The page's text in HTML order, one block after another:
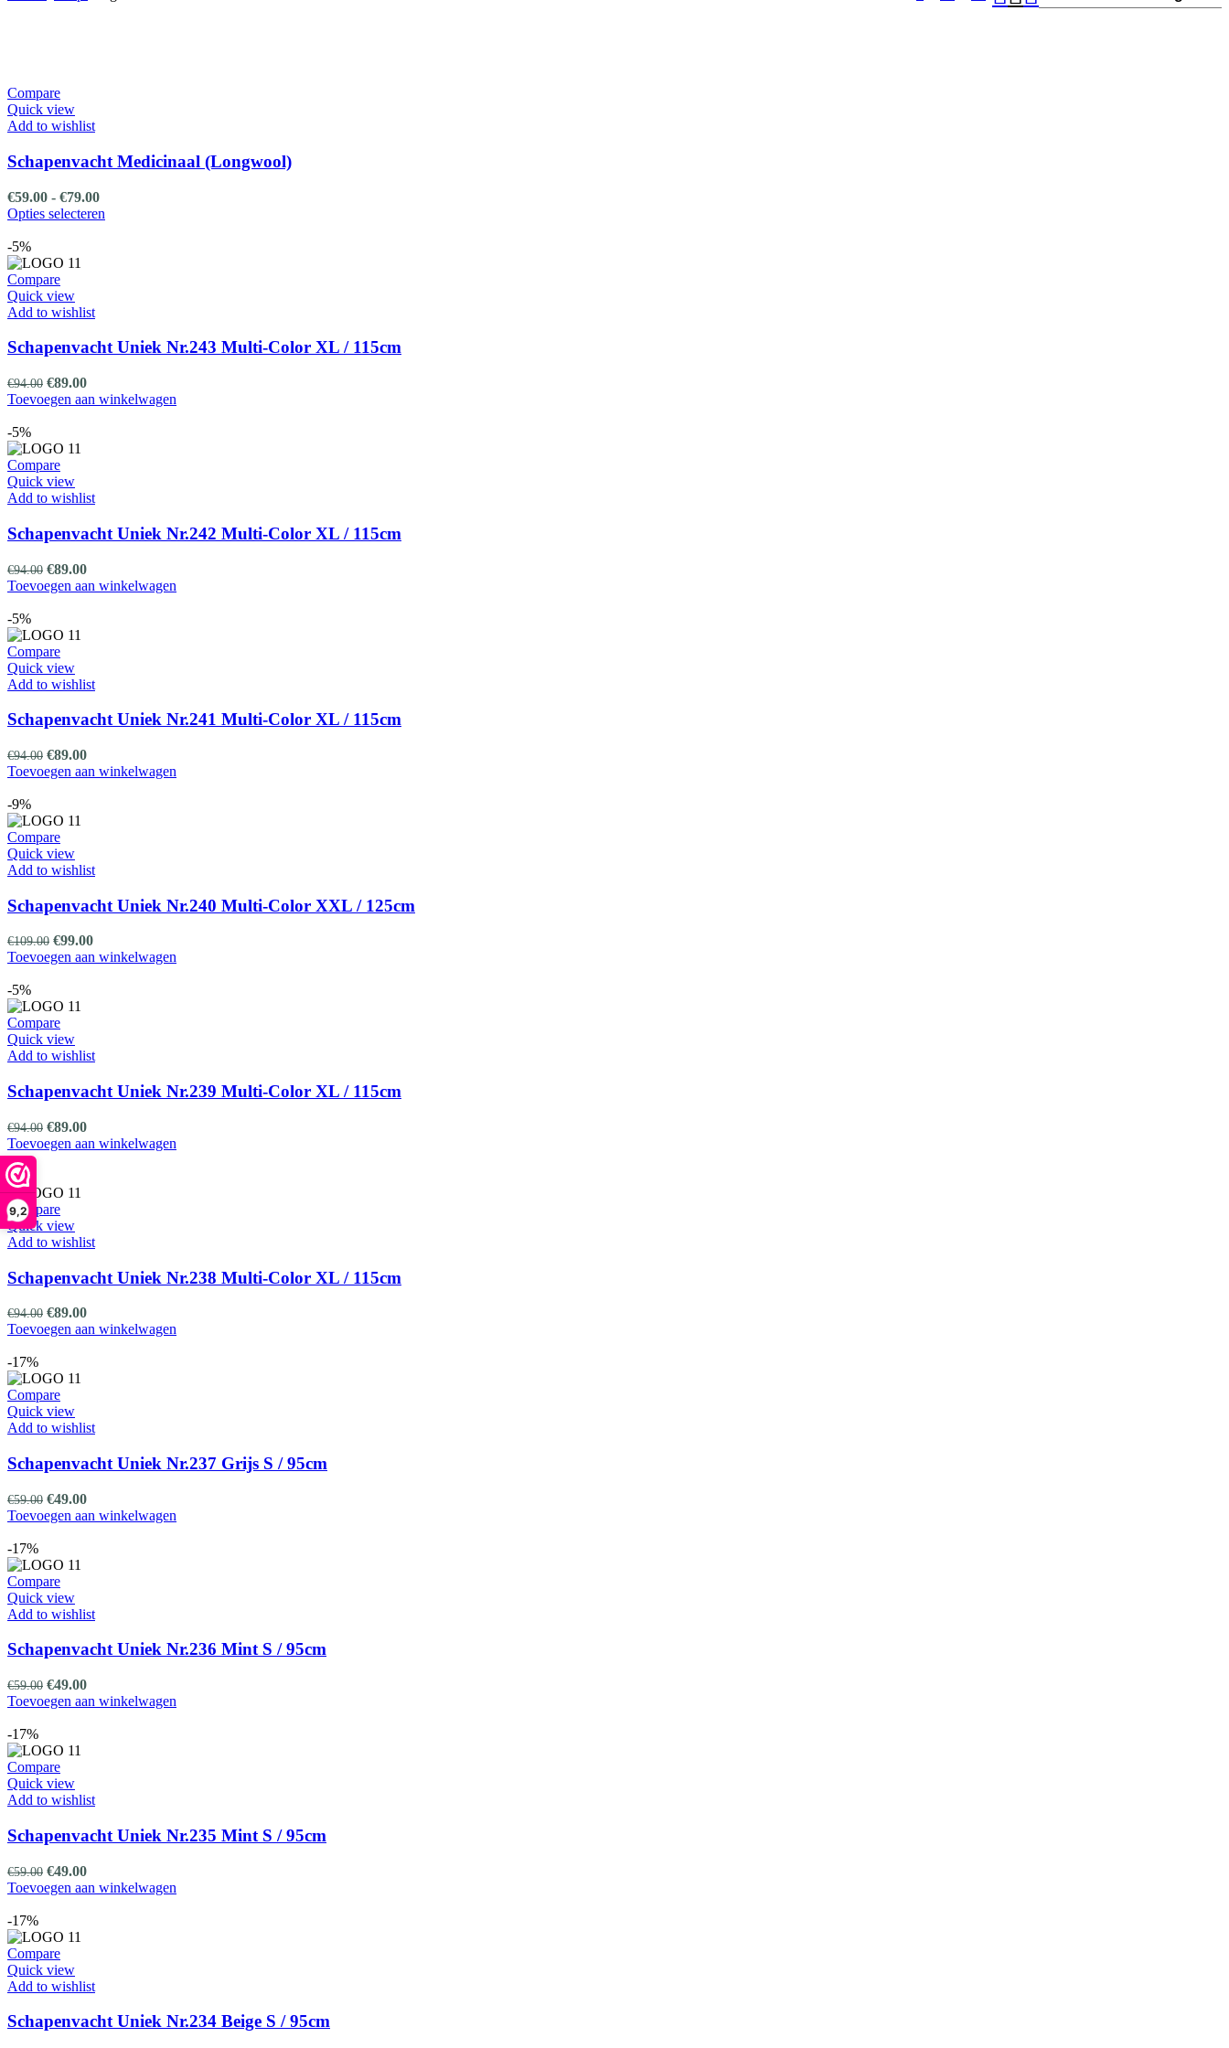
9,2
Compare
Quick view
Add to wishlist
Schapenvacht Medicinaal (Longwool)
€59.00 - €79.00Prijsklasse:
€59.00
Opties selecteren
gekozen
de
productpagina
-5%
Compare
Quick view
Add to wishlist
Schapenvacht Uniek Nr.243 Multi-Color XL / 115cm
€94.00 Oorspronkelijke
prijs
€89.00Huidige
prijs
Toevoegen aan winkelwagen
-5%
Compare
Quick view
Add to wishlist
Schapenvacht Uniek Nr.242 Multi-Color XL / 115cm
€94.00 Oorspronkelijke
prijs
€89.00Huidige
prijs
Toevoegen aan winkelwagen
-5%
Compare
Quick view
Add to wishlist
Schapenvacht Uniek Nr.241 Multi-Color XL / 115cm
€94.00 Oorspronkelijke
prijs
€89.00Huidige
prijs
Toevoegen aan winkelwagen
-9%
Compare
Quick view
Add to wishlist
Schapenvacht Uniek Nr.240 Multi-Color XXL / 125cm
€109.00 Oorspronkelijke
prijs
€99.00Huidige
prijs
Toevoegen aan winkelwagen
-5%
Compare
Quick view
Add to wishlist
Schapenvacht Uniek Nr.239 Multi-Color XL / 115cm
€94.00 Oorspronkelijke
prijs
€89.00Huidige
prijs
Toevoegen aan winkelwagen
-5%
Compare
Quick view
Add to wishlist
Schapenvacht Uniek Nr.238 Multi-Color XL / 115cm
€94.00 Oorspronkelijke
prijs
€89.00Huidige
prijs
Toevoegen aan winkelwagen
-17%
Compare
Quick view
Add to wishlist
Schapenvacht Uniek Nr.237 Grijs S / 95cm
€59.00 Oorspronkelijke
prijs
€49.00Huidige
prijs
Toevoegen aan winkelwagen
-17%
Compare
Quick view
Add to wishlist
Schapenvacht Uniek Nr.236 Mint S / 95cm
€59.00 Oorspronkelijke
prijs
€49.00Huidige
prijs
Toevoegen aan winkelwagen
-17%
Compare
Quick view
Add to wishlist
Schapenvacht Uniek Nr.235 Mint S / 95cm
€59.00 Oorspronkelijke
prijs
€49.00Huidige
prijs
Toevoegen aan winkelwagen
-17%
Compare
Quick view
Add to wishlist
Schapenvacht Uniek Nr.234 Beige S / 95cm